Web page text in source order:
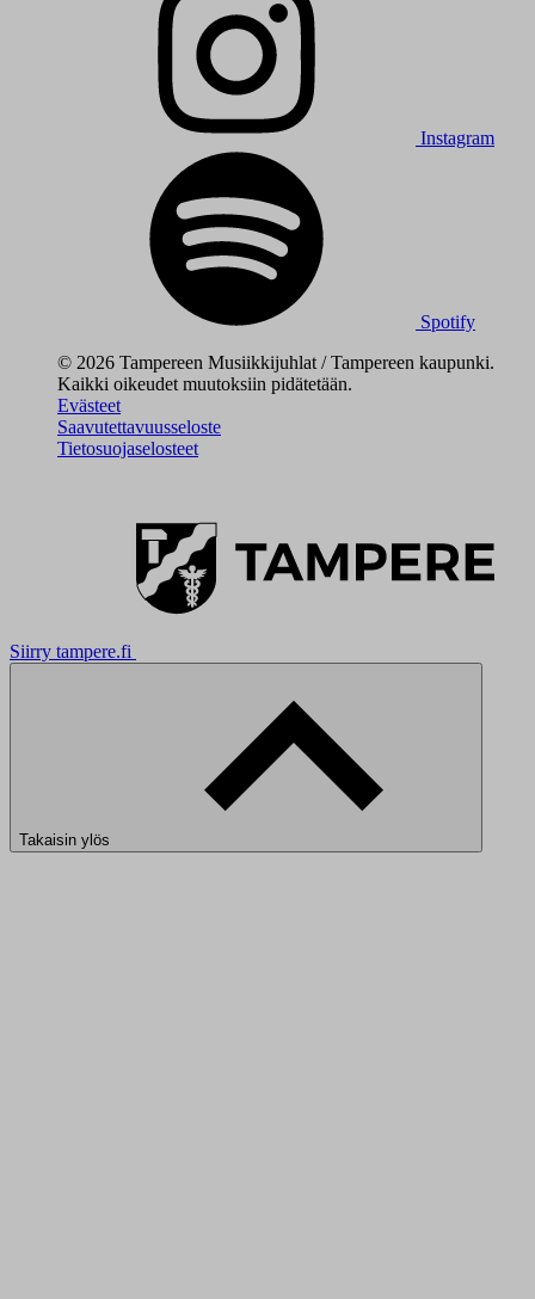
Instagram
Spotify
© 2026 Tampereen Musiikkijuhlat / Tampereen kaupunki.
Kaikki oikeudet muutoksiin pidätetään.
Evästeet
Saavutettavuusseloste
Tietosuojaselosteet
Siirry tampere.fi
Takaisin ylös